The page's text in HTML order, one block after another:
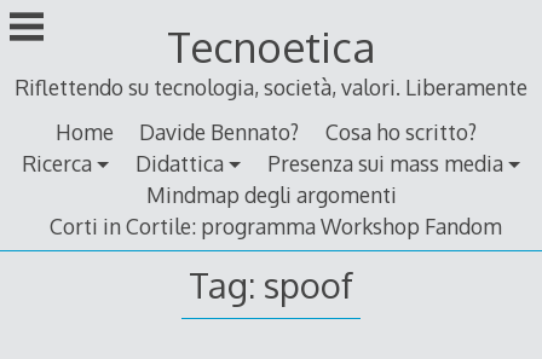
Skip
to
Tecnoetica
Riflettendo su tecnologia, società, valori. Liberamente
Home
Davide Bennato?
Cosa ho scritto?
Ricerca
Didattica
Presenza sui mass media
Mindmap degli argomenti
Corti in Cortile: programma Workshop Fandom
Tag: spoof